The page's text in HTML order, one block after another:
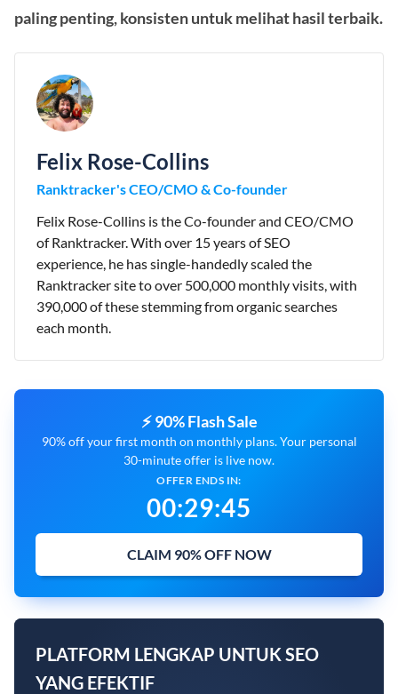
paling penting, konsisten untuk melihat hasil terbaik.
Felix Rose-Collins
Ranktracker's CEO/CMO & Co-founder
Felix Rose-Collins is the Co-founder and CEO/CMO
of Ranktracker. With over 15 years of SEO
experience, he has single-handedly scaled the
Ranktracker site to over 500,000 monthly visits, with
390,000 of these stemming from organic searches
each month.
⚡ 90% Flash Sale
90% off your first month on monthly plans. Your personal
30-minute offer is live now.
OFFER ENDS IN:
00:29:44
CLAIM 90% OFF NOW
PLATFORM LENGKAP UNTUK SEO
YANG EFEKTIF